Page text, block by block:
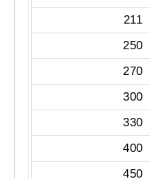
211
250
270
300
330
400
450